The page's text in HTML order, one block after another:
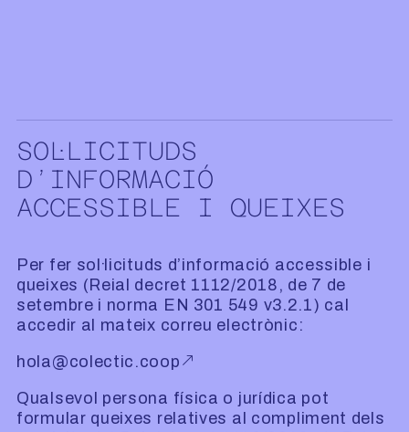
SOL·LICITUDS
D’INFORMACIÓ
ACCESSIBLE I QUEIXES
Per fer sol·licituds d’informació accessible i
queixes (Reial decret 1112/2018, de 7 de
setembre i norma EN 301 549 v3.2.1) cal
accedir al mateix correu electrònic:
hola@colectic.coop
Qualsevol persona física o jurídica pot
formular queixes relatives al compliment dels